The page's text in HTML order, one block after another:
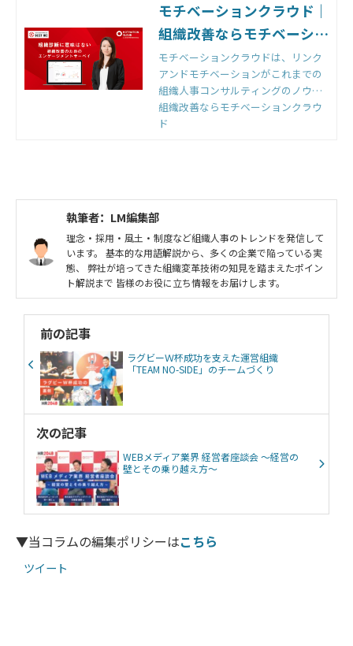
モチベーションクラウド｜
組織改善ならモチベーショ
ンクラウド
モチベーションクラウドは、リンク
アンドモチベーションがこれまでの
組織人事コンサルティングのノウハ
ウをもとに開発した国内初の組織改
善クラウドです。組織のモノサシ
組織改善ならモチベーションクラウ
ド
執筆者：LM編集部
理念・採用・風土・制度など組織人事のトレンドを発信して
います。 基本的な用語解説から、多くの企業で陥っている実
態、 弊社が培ってきた組織変革技術の知見を踏まえたポイン
ト解説まで 皆様のお役に立ち情報をお届けします。
前の記事
ラグビーＷ杯成功を支えた運営組織
「TEAM NO-SIDE」のチームづくり
次の記事
WEBメディア業界 経営者座談会 〜経営の
壁とその乗り越え方〜
▼当コラムの編集ポリシーはこちら
ツイート